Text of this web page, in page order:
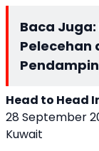
Baca Juga:
Pelecehan
Head to Head
28 September
Kuwait